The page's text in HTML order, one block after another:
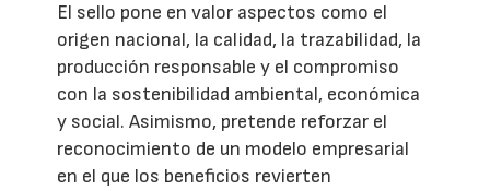
El sello pone en valor aspectos como el
origen nacional, la calidad, la trazabilidad, la
producción responsable y el compromiso
con la sostenibilidad ambiental, económica
y social. Asimismo, pretende reforzar el
reconocimiento de un modelo empresarial
en el que los beneficios revierten